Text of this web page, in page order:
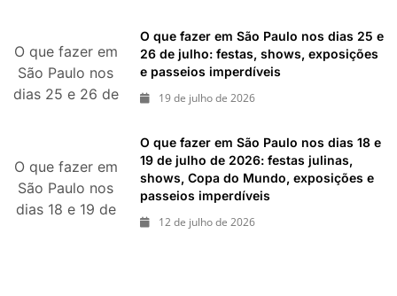
exposições,
parques e
passeios
O que fazer em
São Paulo nos
dias 25 e 26 de
exposições e
passeios
imperdíveis
O que fazer em São Paulo nos dias 25 e
26 de julho: festas, shows, exposições
e passeios imperdíveis
19 de julho de 2026
O que fazer em
São Paulo nos
dias 18 e 19 de
O que fazer em São Paulo nos dias 18 e
19 de julho de 2026: festas julinas,
shows, Copa do Mundo, exposições e
passeios imperdíveis
12 de julho de 2026